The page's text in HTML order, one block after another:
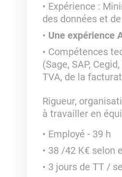
Expérience :
des données et
Une expérience
Compétences
(Sage, SAP,
TVA, de la
Rigueur,
à travailler en
Employé - 39 h
38 /42 K€ selon
3 jours de TT /